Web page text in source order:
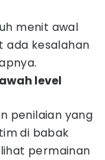
menit awal
ada kesalahan
level
penilaian yang
di babak
permainan